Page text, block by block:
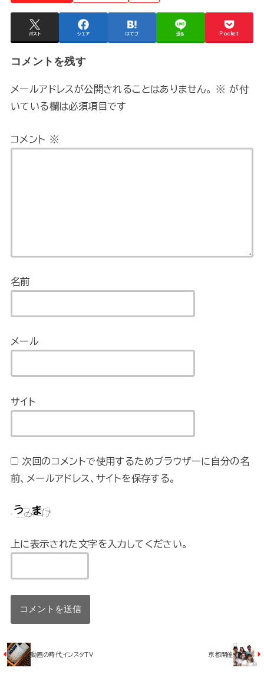
ポスト シェア はてブ 送る Pocket
コメントを残す
メールアドレスが公開されることはありません。 ※ が付
いている欄は必須項目です
コメント ※
名前
メール
サイト
次回のコメントで使用するためブラウザーに自分の名
前、メールアドレス、サイトを保存する。
上に表示された文字を入力してください。
動画の時代_インスタTV 京都開催